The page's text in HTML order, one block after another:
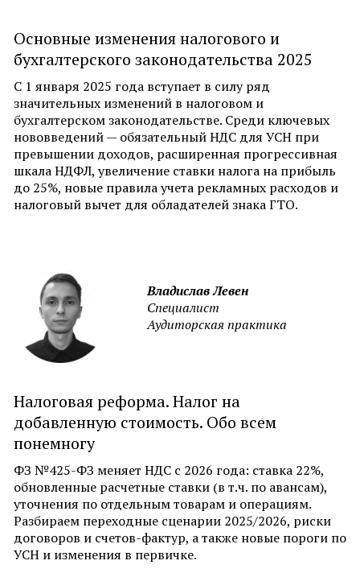
Основные изменения налогового и
бухгалтерского законодательства 2025
С 1 января 2025 года вступает в силу ряд
значительных изменений в налоговом и
бухгалтерском законодательстве. Среди ключевых
нововведений — обязательный НДС для УСН при
превышении доходов, расширенная прогрессивная
шкала НДФЛ, увеличение ставки налога на прибыль
до 25%, новые правила учета рекламных расходов и
налоговый вычет для обладателей знака ГТО.
Владислав Левен
Специалист
Аудиторская практика
Налоговая реформа. Налог на
добавленную стоимость. Обо всем
понемногу
ФЗ №425-ФЗ меняет НДС с 2026 года: ставка 22%,
обновленные расчетные ставки (в т.ч. по авансам),
уточнения по отдельным товарам и операциям.
Разбираем переходные сценарии 2025/2026, риски
договоров и счетов-фактур, а также новые пороги по
УСН и изменения в первичке.